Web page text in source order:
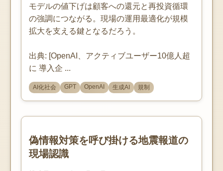
モデルの値下げは顧客への還元と再投資循環
の強調につながる。現場の運用最適化が規模
拡大を支える鍵となるだろう。
出典: [OpenAI、アクティブユーザー10億人超
に 導入企 ...
AI化社会 GPT OpenAI 生成AI 規制
偽情報対策を呼び掛ける地震報道の
現場認識